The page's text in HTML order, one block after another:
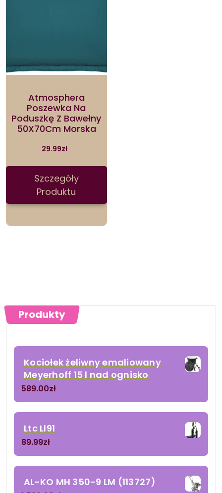
Atmosphera
Poszewka Na
Poduszkę Z Bawełny
50X70Cm Morska
29.99zł
Szczegóły
Produktu
Produkty
Kociołek żeliwny emaliowany
Meyerhoff 15 l nad ognisko
589.00zł
Ltc Ll91
89.99zł
AL-KO MH 350-9 LM (113727)